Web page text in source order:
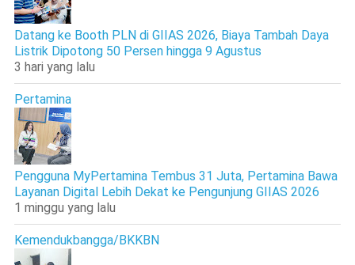
Datang ke Booth PLN di GIIAS 2026, Biaya Tambah Daya
Listrik Dipotong 50 Persen hingga 9 Agustus
3 hari yang lalu
Pertamina
Pengguna MyPertamina Tembus 31 Juta, Pertamina Bawa
Layanan Digital Lebih Dekat ke Pengunjung GIIAS 2026
1 minggu yang lalu
Kemendukbangga/BKKBN